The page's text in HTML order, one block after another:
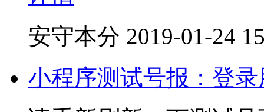
安守本分 2019-01-24
小程序测试号报：登